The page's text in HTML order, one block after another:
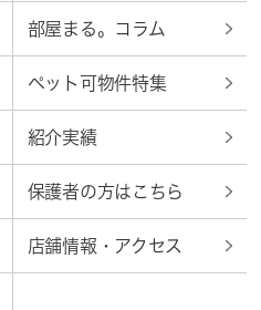
部屋まる。コラム
ペット可物件特集
紹介実績
保護者の方はこちら
店舗情報・アクセス